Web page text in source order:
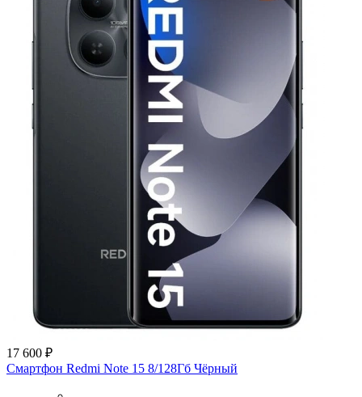
17 600 ₽
Смартфон Redmi Note 15 8/128Гб Чёрный